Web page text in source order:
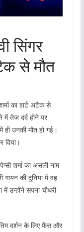
सिंगर
से मौत
का हार्ट अटैक से
में तेज दर्द होने पर
उनकी मौत हो गई।
दिया।
शर्मा का असली नाम
गायन की दुनिया में वह
उन्होंने सपना चौधरी
दर्शन के लिए फैंस और